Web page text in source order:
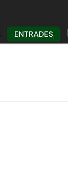
ENTRADES